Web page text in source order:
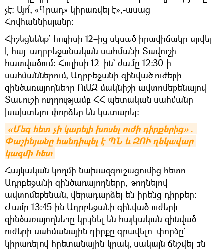
չէ։ Այո՛, «Գրադ» կիրառվել է»,-ասաց
Հովհաննիսյանը։
Հիշեցնենք` հուլիսի 12–ից սկսած իրավիճակը սրվել
է հայ–ադրբեջանական սահմանի Տավուշի
հատվածում։ Հուլիսի 12–ին` ժամը 12:30-ի
սահմաններում, Ադրբեջանի զինված ուժերի
զինծառայողները ՈւԱԶ մակնիշի ավտոմեքենայով
Տավուշի ուղղությամբ ՀՀ պետական սահմանը
խախտելու փորձեր են կատարել:
«Մեզ հետ չի կարելի խոսել ուժի դիրքերից»․
Փաշինյանը հանդիպել է ՊՆ և ԶՈՒ ղեկավար
կազմի հետ
Հայկական կողմի նախազգուշացումից հետո
Ադրբեջանի զինծառայողները, թողնելով
ավտոմեքենան, վերադարձել են իրենց դիրքեր:
Ժամը 13:45-ին Ադրբեջանի զինված ուժերի
զինծառայողները կրկնել են հայկական զինված
ուժերի սահմանային դիրքը գրավելու փորձը`
կիրառելով հրետանային կրակ, սակայն ճնշվել են